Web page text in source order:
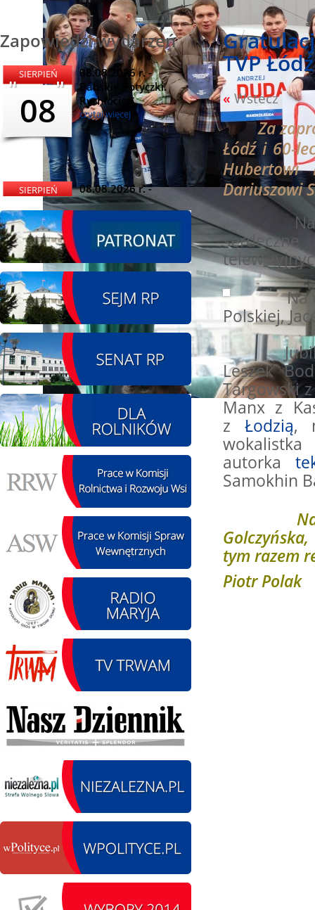
Zapowiedzi wydarzeń
SIERPIEŃ
08
08.08.2026 r. -
Babskie Potyczki.
Rychłocice
czytaj więcej
SIERPIEŃ
08
08.08.2026 r. -
Dożynki i
SIERPIEŃ
08
08.08.2026 r. - Piknik
integracyjny. Krępa
60 u Sołtysa
SIERPIEŃ
09
09.08.2026 r. -
Jubileusz OSP. Żerniki
czytaj więcej
SIERPIEŃ
11
11.08.2026 r. -
Popisanie unowy z
firmą Boenig. Łódź
czytaj więcej
SIERPIEŃ
12
Oddanie drogi.
czytaj więcej
13
Pojazdów
zabytkowych. Wieluń
Ożarów
czytaj więcej
14.08.2026 r. - Dzień
TVP Łódź
« Wstecz
Za
Łódź i 60-
Hubertowi
Dariuszowi
Na ich
Na
Polskiej,
Leszek
Targowski
Manx z
z Łodzią,
autorka
Samokhin
Na
tym razem
Piotr Polak